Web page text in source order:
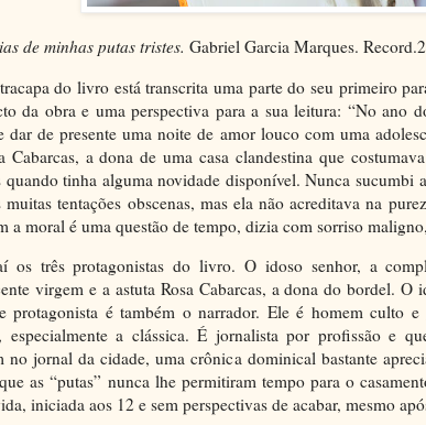
de minhas putas tristes. Gabriel Garcia Marques.
do livro está transcrita uma parte do seu primeiro
da obra e uma perspectiva para a sua leitura: “No ano
dar de presente uma noite de amor louco com uma
Cabarcas, a dona de uma casa clandestina que
quando tinha alguma novidade disponível. Nunca sucumbi
muitas tentações obscenas, mas ela não acreditava na
a moral é uma questão de tempo, dizia com sorriso
os três protagonistas do livro. O idoso senhor, a
virgem e a astuta Rosa Cabarcas, a dona do bordel. O
protagonista é também o narrador. Ele é homem culto e
especialmente a clássica. É jornalista por profissão e
no jornal da cidade, uma crônica dominical bastante
as “putas” nunca lhe permitiram tempo para o
iniciada aos 12 e sem perspectivas de acabar, mesmo